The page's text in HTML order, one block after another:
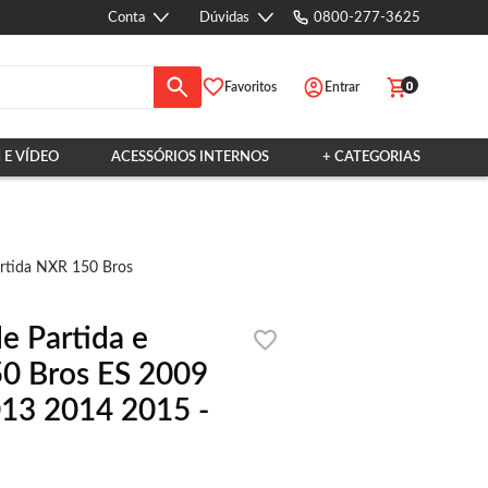
Conta Dúvidas 0800-277-3625
Favoritos Entrar 0
E VÍDEO ACESSÓRIOS INTERNOS + CATEGORIAS
NXR 150 Bros
Partida e
Bros ES 2009
2014 2015 -